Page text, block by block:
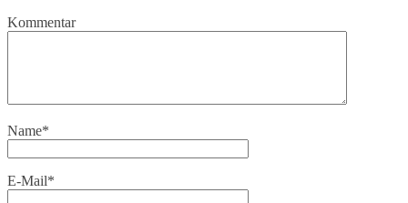
Kommentar
Name*
E-Mail*